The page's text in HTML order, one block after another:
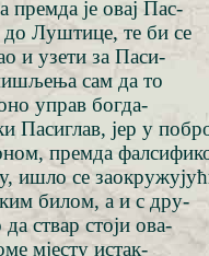
премда је овај Пас-
до Луштице, те би се
и узети за Паси-
сам да то
управ богда-
Пасиглав, јер у
премда
ишло се
билом, а и с дру-
ствар стоји ова-
мјесту истак-